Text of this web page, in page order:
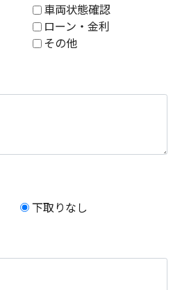
車両状態確認
ローン・金利
その他
下取りなし